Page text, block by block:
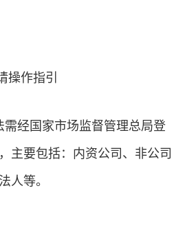
操作指引
需经国家市场监督管理总局登
主要包括：内资公司、非公司
人等。